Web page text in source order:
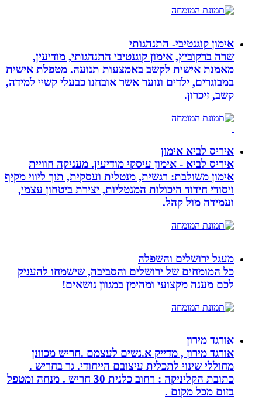
אימון קוגנטיבי- התנהגותי
שרה ברקוביץ, אימון קוגנטיבי התנהגותי, מודיעין,
מאמנת אישית לקשב באמצעות תנועה. מטפלת אישית
במבוגרים, ילדים ונוער אשר אובחנו כבעלי קשיי למידה,
קשב, זיכרון.
איריס לביא אימון
איריס לביא - אימון עיסקי מודיעין. מעניקה חוויית
אימון משולבת: רגשית, מנטלית ועסקית, תוך ליווי מקיף
ויסודי חידוד היכולות המנטליות, יצירת ביטחון עצמי,
ועמידה מול קהל.
מעגל ירושלים והשפלה
כל המומחים של ירושלים והסביבה, שישמחו להעניק
לכם מענה מקצועי ומהימן במגוון נושאים!
אורגד מירון
אורגד מירון , מדייק א.נשים לעצמם .חריש מכוונן
מחוללי שינוי לתכלית עיצובם הייחודי. גר בחריש .
כתובת הקליניקה : רחוב כלנית 30 חריש . מנחה ומטפל
בזום מכל מקום .